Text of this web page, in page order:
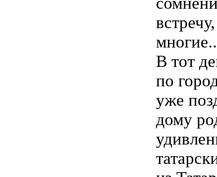
В тот
по
уже
дому